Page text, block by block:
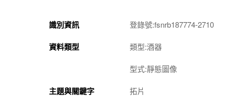
識別資訊 登錄號:fsnrb187774-2710
資料類型 類型:酒器
型式:靜態圖像
主題與關鍵字 拓片